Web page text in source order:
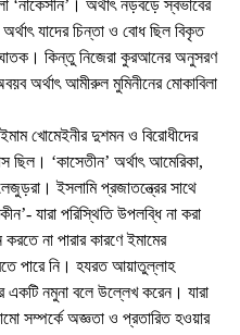
‘নাকেসীন’। অর্থাৎ নড়বড়ে স্বভাবের
যাদের চিন্তা ও বোধ ছিল বিকৃত
কিন্তু নিজেরা কুরআনের অনুসরণ
অর্থাৎ আমীরুল মুমিনীনের মোকাবিলা
খোমেইনীর দুশমন ও বিরোধীদের
ছিল। ‘কাসেতীন’ অর্থাৎ আমেরিকা,
ইসলামি প্রজাতন্ত্রের সাথে
যারা পরিস্থিতি উপলব্ধি না করা
না পারার কারণে ইমামের
পারে নি। হযরত আয়াতুল্লাহ
একটি নমুনা বলে উল্লেখ করেন। যারা
সম্পর্কে অজ্ঞতা ও প্রতারিত হওয়ার